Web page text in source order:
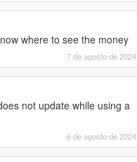
where to see the money
7 de agosto de 2024
not update while using a
6 de agosto de 2024